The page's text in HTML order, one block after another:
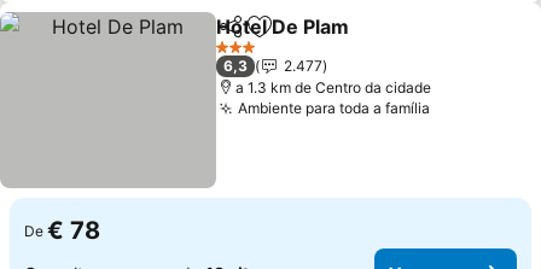
PartilharAdicionar aos favoritos
Hotel De Plam
3 Estrelas
6,3
2.477
a 1.3 km de Centro da cidade
Ambiente para toda a família
De € 78